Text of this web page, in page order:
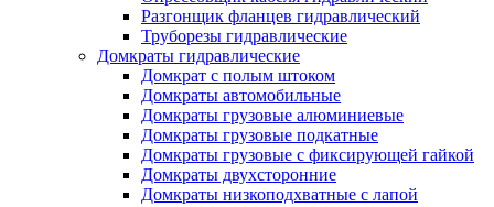
Разгонщик фланцев гидравлический
Труборезы гидравлические
Домкраты гидравлические
Домкрат с полым штоком
Домкраты автомобильные
Домкраты грузовые алюминиевые
Домкраты грузовые подкатные
Домкраты грузовые с фиксирующей гайкой
Домкраты двухсторонние
Домкраты низкоподхватные с лапой